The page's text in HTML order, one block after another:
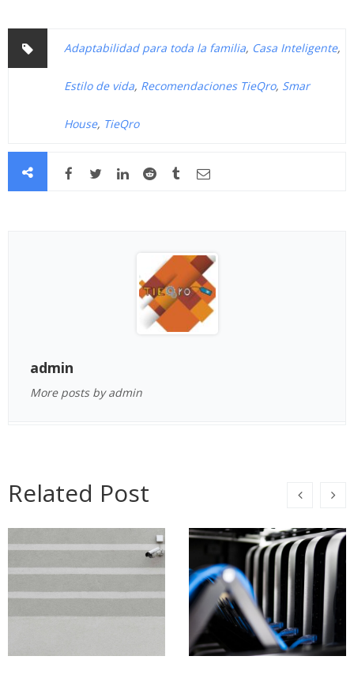
Adaptabilidad para toda la familia, Casa Inteligente,
Estilo de vida, Recomendaciones TieQro, Smar
House, TieQro
admin
More posts by admin
Related Post